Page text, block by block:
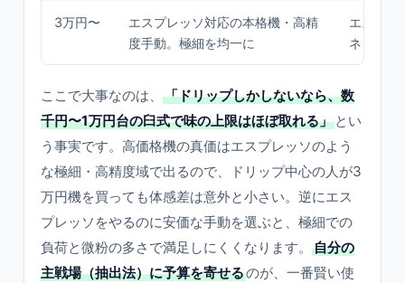
3万円〜
エスプレッソ対応の本格機・高精
度手動。極細を均一に
エスプレ
ネッタま
ここで大事なのは、
「ドリップしかしないなら、数
千円〜1万円台の臼式で味の上限はほぼ取れる」 とい
う事実です。高価格機の真価はエスプレッソのよう
な極細・高精度域で出るので、ドリップ中心の人が3
万円機を買っても体感差は意外と小さい。逆にエス
プレッソをやるのに安価な手動を選ぶと、極細での
負荷と微粉の多さで満足しにくくなります。
自分の
主戦場（抽出法）に予算を寄せるのが、一番賢い使